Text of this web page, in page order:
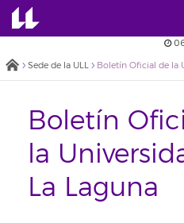
Sede de la ULL Boletín Oficial de la
Boletín
la
La Laguna